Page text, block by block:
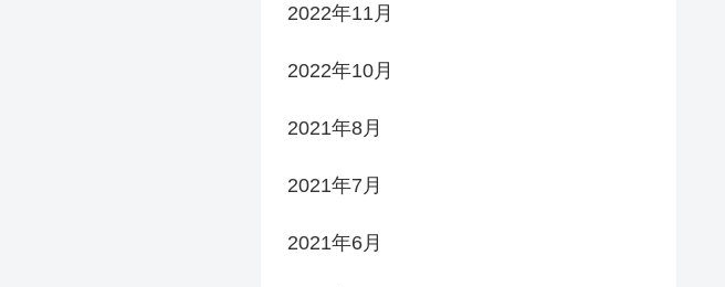
2022年11月
2022年10月
2021年8月
2021年7月
2021年6月